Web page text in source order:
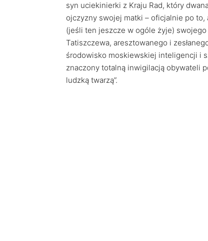
syn uciekinierki z Kraju Rad, który
ojczyzny swojej matki – oficjalnie po
(jeśli ten jeszcze w ogóle żyje)
Tatiszczewa, aresztowanego i
środowisko moskiewskiej inteligencji i
znaczony totalną inwigilacją obywateli
ludzką twarzą”.